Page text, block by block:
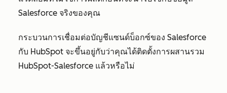
Salesforce จริงของคุณ
กระบวนการเชื่อมต่อบัญชีแซนด์บ็อกซ์ของ Salesforce
กับ HubSpot จะขึ้นอยู่กับว่าคุณได้ติดตั้งการผสานรวม
HubSpot-Salesforce แล้วหรือไม่